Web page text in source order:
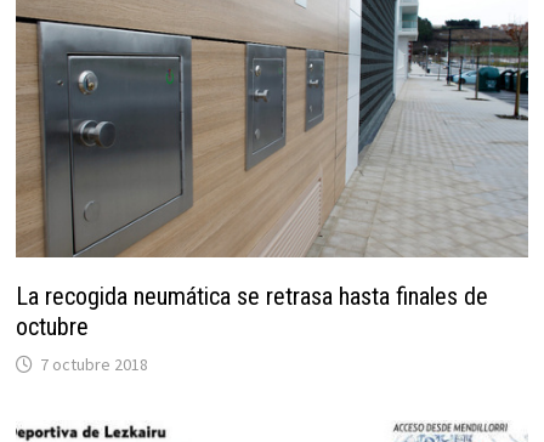
La recogida neumática se retrasa hasta finales de
octubre
7 octubre 2018